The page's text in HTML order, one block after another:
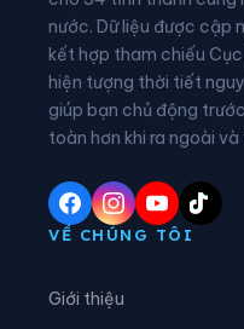
Xã Đức Thịnh
Xã Gia Hanh
Xã Hồng Lộc
Xã Hương Đô
Xã Hương Phố
nước. Dữ liệu được cập
kết hợp tham chiếu
hiện tượng thời tiết
giúp bạn chủ động
toàn hơn khi ra ngoài
VỀ CHÚNG TÔI
Giới thiệu